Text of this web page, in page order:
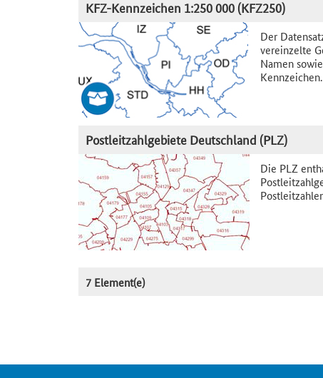
KFZ-Kennzeichen 1:250 000 (KFZ250)
Der
vereinzelte
Namen
Kennzeichen.
Postleitzahlgebiete Deutschland (PLZ)
Die PLZ
7 Element(e)